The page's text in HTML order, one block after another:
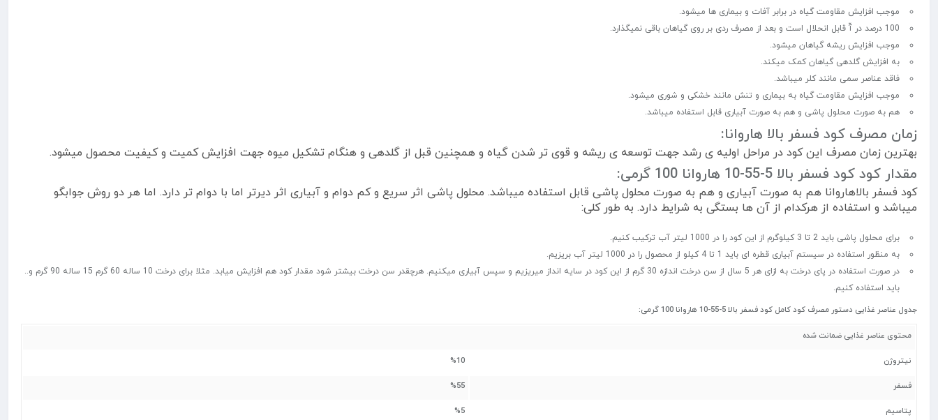
موجب افزایش مقاومت گیاه در برابر آفات و بیماری ها میشود.
100 درصد در آّ قابل انحلال است و بعد از مصرف ردی بر روی گیاهان باقی نمیگذارد.
موجب افزایش ریشه گیاهان میشود.
به افزایش گلدهی گیاهان کمک میکند.
فاقد عناصر سمی مانند کلر میباشد.
موجب افزایش مقاومت گیاه به بیماری و تنش مانند خشکی و شوری میشود.
هم به صورت محلول پاشی و هم به صورت آبیاری قابل استفاده میباشد.
زمان مصرف کود فسفر بالا هاروانا:
بهترین زمان مصرف این کود در مراحل اولیه ی رشد جهت توسعه ی ریشه و قوی تر شدن گیاه و همچنین قبل از گلدهی و هنگام تشکیل میوه جهت افزایش کمیت و کیفیت محصول میشود.
مقدار کود کود فسفر بالا 5-55-10 هاروانا 100 گرمی:
کود فسفر بالاهاروانا هم به صورت آبیاری و هم به صورت محلول پاشی قابل استفاده میباشد. محلول پاشی اثر سریع و کم دوام و آبیاری اثر دیرتر اما با دوام تر دارد. اما هر دو روش جوابگو
میباشد و استفاده از هرکدام از آن ها بستگی به شرایط دارد. به طور کلی:
برای محلول پاشی باید 2 تا 3 کیلوگرم از این کود را در 1000 لیتر آب ترکیب کنیم.
به منظور استفاده در سیستم آبیاری قطره ای باید 1 تا 4 کیلو از محصول را در 1000 لیتر آب بریزیم.
در صورت استفاده در پای درخت به ازای هر 5 سال از سن درخت اندازه 30 گرم از این کود در سایه انداز میریزیم و سپس آبیاری میکنیم. هرچقدر سن درخت بیشتر شود مقدار کود هم افزایش میابد. مثلا برای درخت 10 ساله 60 گرم 15 ساله 90 گرم و..
باید استفاده کنیم.
جدول عناصر غذایی دستور مصرف کود کامل کود فسفر بالا 5-55-10 هاروانا 100 گرمی:
محتوی عناصر غذایی ضمانت شده
نیتروژن %10
فسفر %55
پتاسیم %5